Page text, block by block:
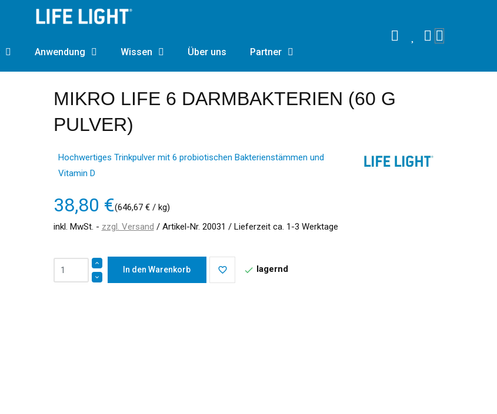
Anwendung Wissen Über uns Partner
MIKRO LIFE 6 DARMBAKTERIEN (60 G
PULVER)
Hochwertiges Trinkpulver mit 6 probiotischen Bakterienstämmen und
Vitamin D
38,80 €(646,67 € / kg)
inkl. MwSt.
zzgl. Versand / Artikel-Nr. 20031 / Lieferzeit ca. 1-3 Werktage
In den Warenkorb favorite_border  lagernd